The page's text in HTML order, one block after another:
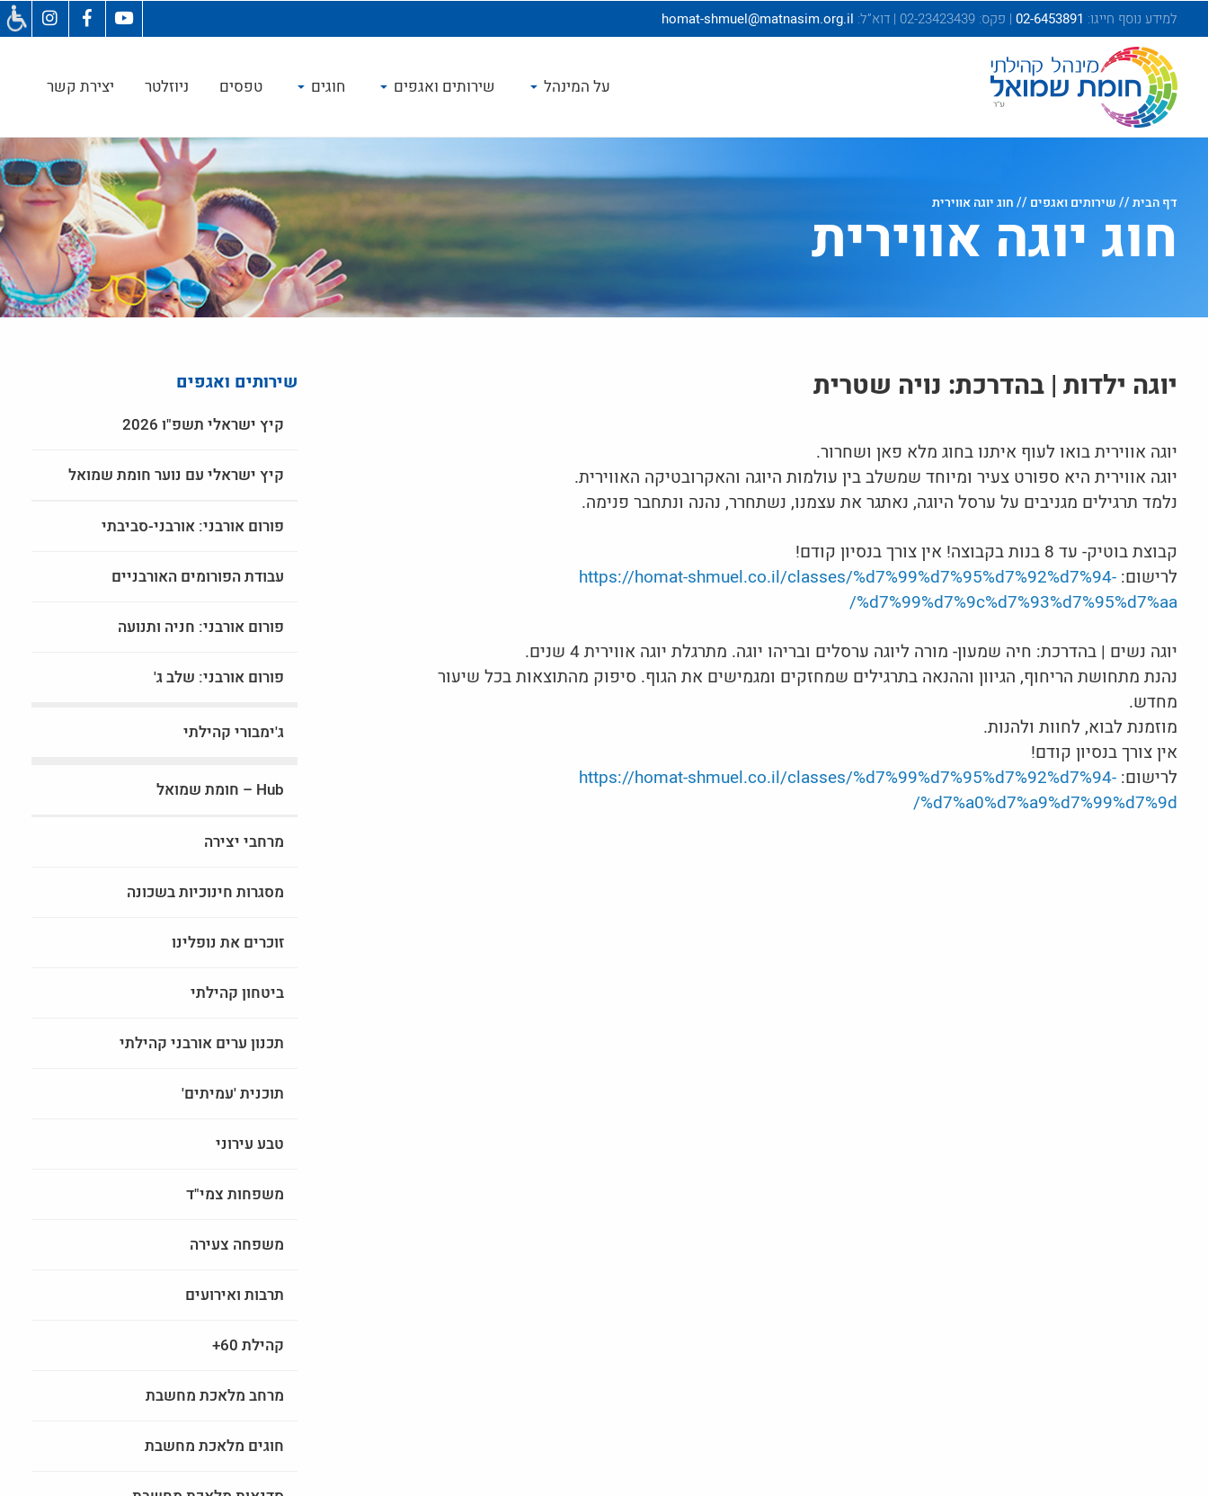
בְּאֲתָר
זֶה
מֻפְעֶלֶת
מַעֲרֶכֶת
"המרכז
הישראלי
לְהַנְגָּשָׁת
לִנְגִישׁוּת
הָאֲתָר.
לְחַץ
למידע נוסף חייגו: 02-6453891 | פקס: 02-23423439 | דוא”ל: homat-shmuel@matnasim.org.il
על המינהל שירותים ואגפים חוגים טפסים ניוזלטר יצירת קשר
דף הבית//שירותים ואגפים // חוג יוגה אווירית
חוג יוגה אווירית
יוגה ילדות | בהדרכת: נויה שטרית
יוגה אווירית בואו לעוף איתנו בחוג מלא פאן ושחרור.
יוגה אווירית היא ספורט צעיר ומיוחד שמשלב בין עולמות היוגה והאקרובטיקה האווירית.
נלמד תרגילים מגניבים על ערסל היוגה, נאתגר את עצמנו, נשתחרר, נהנה ונתחבר פנימה.
קבוצת בוטיק- עד 8 בנות בקבוצה! אין צורך בנסיון קודם!
לרישום:https://homat-shmuel.co.il/classes/%d7%99%d7%95%d7%92%d7%94-
%d7%99%d7%9c%d7%93%d7%95%d7%aa/
יוגה נשים | בהדרכת: חיה שמעון- מורה ליוגה ערסלים ובריהו יוגה. מתרגלת יוגה אווירית 4 שנים.
נהנת מתחושת הריחוף, הגיוון וההנאה בתרגילים שמחזקים ומגמישים את הגוף. סיפוק מהתוצאות בכל שיעור
מחדש.
מוזמנת לבוא, לחוות ולהנות.
אין צורך בנסיון קודם!
לרישום:https://homat-shmuel.co.il/classes/%d7%99%d7%95%d7%92%d7%94-
%d7%a0%d7%a9%d7%99%d7%9d/
שירותים ואגפים
קיץ ישראלי תשפ"ו 2026
קיץ ישראלי עם נוער חומת שמואל
פורום אורבני: אורבני-סביבתי
עבודת הפורומים האורבניים
פורום אורבני: חניה ותנועה
פורום אורבני: שלב ג'
ג'ימבורי קהילתי
Hub – חומת שמואל
מרחבי יצירה
מסגרות חינוכיות בשכונה
זוכרים את נופלינו
ביטחון קהילתי
תכנון ערים אורבני קהילתי
תוכנית 'עמיתים'
טבע עירוני
משפחות צמי"ד
משפחה צעירה
תרבות ואירועים
קהילת 60+
מרחב מלאכת מחשבת
חוגים מלאכת מחשבת